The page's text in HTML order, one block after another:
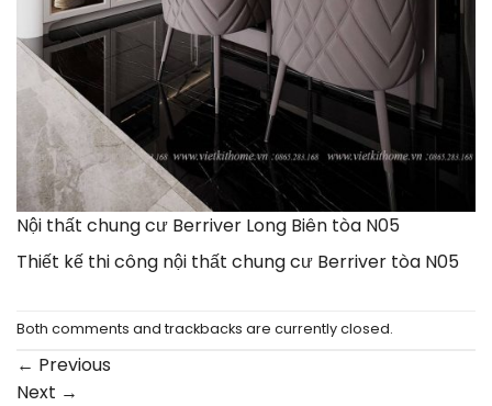
Nội thất chung cư Berriver Long Biên tòa N05
Thiết kế thi công nội thất chung cư Berriver tòa N05
Both comments and trackbacks are currently closed.
← Previous
Next →